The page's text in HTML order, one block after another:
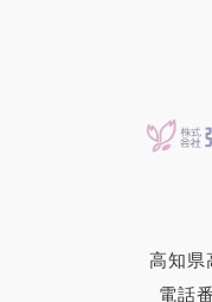
高知県
電話